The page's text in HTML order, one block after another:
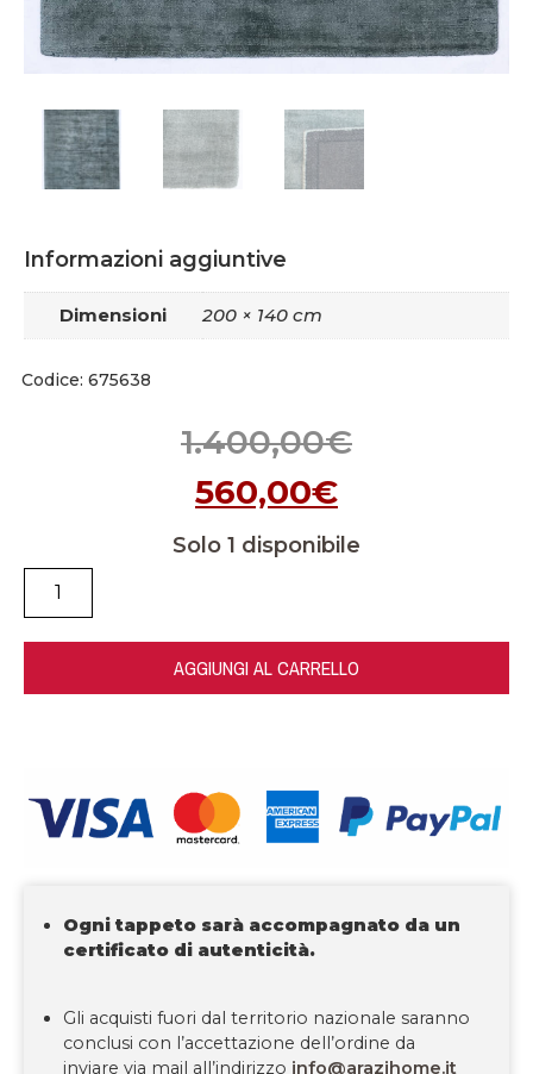
Informazioni aggiuntive
Dimensioni 200 × 140 cm
Codice: 675638
1.400,00€
560,00€
Solo 1 disponibile
AGGIUNGI AL CARRELLO
Ogni tappeto sarà accompagnato da un
certificato di autenticità.
Gli acquisti fuori dal territorio nazionale saranno
conclusi con l’accettazione dell’ordine da
inviare via mail all’indirizzo info@arazihome.it